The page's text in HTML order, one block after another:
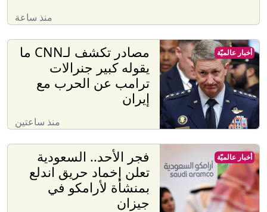
منذ ساعة
مصادر تكشف لـCNN ما
يقوله كبير جنرالات
ترامب عن الحرب مع
إيران
منذ ساعتين
أخبار عالميّة
فجر الأحد.. السعودية
تعلن إخماد حريق اندلع
بمنشأة لأرامكو في
جيزان
أخبار عالميّة